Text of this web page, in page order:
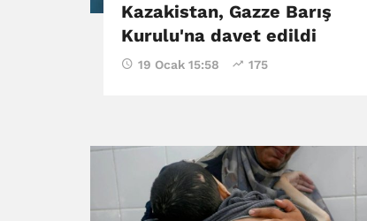
Kazakistan, Gazze Barış
Kurulu'na davet edildi
19 Ocak 15:58 175